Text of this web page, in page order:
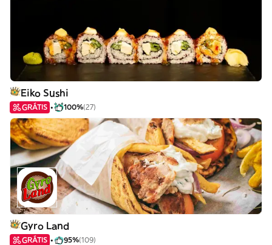
Eiko Sushi
GRÁTIS 100%(27)
Gyro Land
GRÁTIS 95%(109)